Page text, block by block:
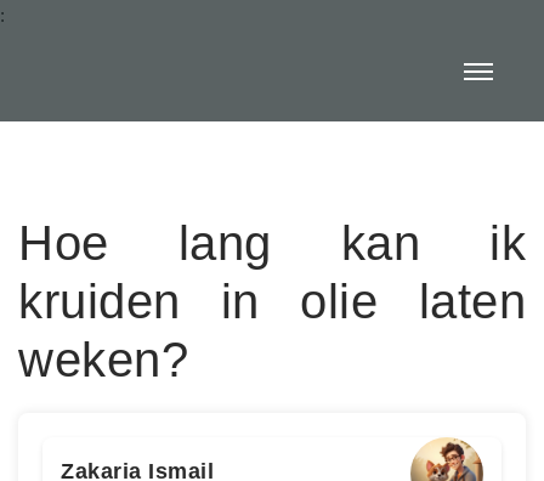
:
Hoe lang kan ik
kruiden in olie laten
weken?
Zakaria Ismail